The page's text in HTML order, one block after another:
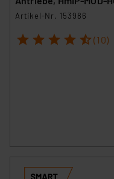
Artikel-Nr. 153986
1 2 3 4 5 (10)